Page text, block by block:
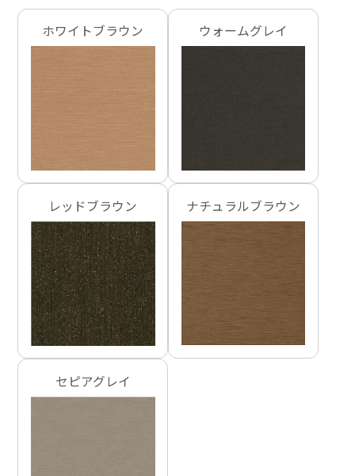
ホワイトブラウン ウォームグレイ
レッドブラウン ナチュラルブラウン
セピアグレイ